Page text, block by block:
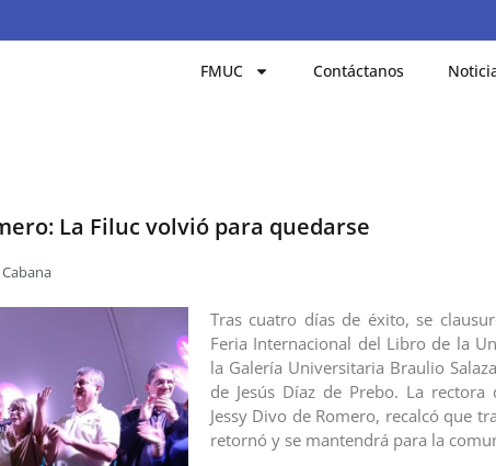
FMUC Contáctanos
La Filuc volvió para quedarse
Tras cuatro días de éxito, se
Feria Internacional del Libro de la
la Galería Universitaria Braulio
de Jesús Díaz de Prebo. La
Jessy Divo de Romero, recalcó que
retornó y se mantendrá para la